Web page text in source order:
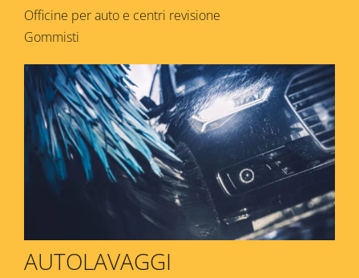
Officine per auto e centri revisione
Gommisti
AUTOLAVAGGI